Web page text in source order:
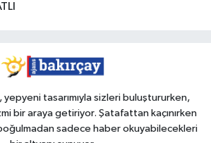
yepyeni tasarımıyla sizleri buluştururken,
bir araya getiriyor. Şatafattan kaçınırken
sadece haber okuyabilecekleri